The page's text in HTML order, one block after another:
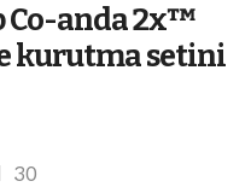
Co-anda 2x™
kurutma setini
30